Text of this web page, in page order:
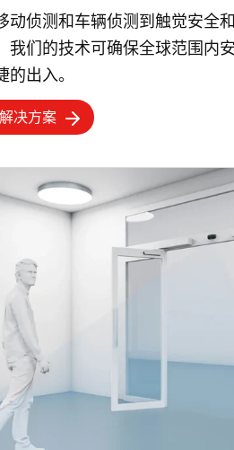
动侦测和车辆侦测到触觉安全
我们的技术可确保全球范围内
的出入。
决方案